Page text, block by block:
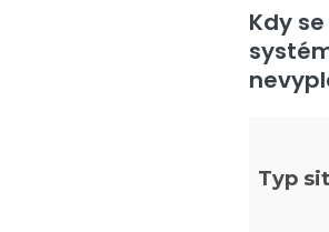
Kdy
Typ